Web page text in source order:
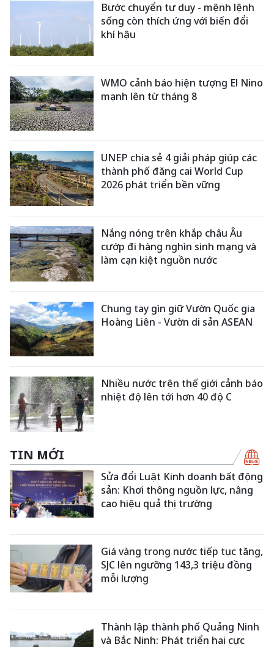
Bước chuyển tư duy - mệnh lệnh
sống còn thích ứng với biến đổi
khí hậu
WMO cảnh báo hiện tượng El Nino
mạnh lên từ tháng 8
UNEP chia sẻ 4 giải pháp giúp các
thành phố đăng cai World Cup
2026 phát triển bền vững
Nắng nóng trên khắp châu Âu
cướp đi hàng nghìn sinh mạng và
làm cạn kiệt nguồn nước
Chung tay gìn giữ Vườn Quốc gia
Hoàng Liên - Vườn di sản ASEAN
Nhiều nước trên thế giới cảnh báo
nhiệt độ lên tới hơn 40 độ C
TIN MỚI
Sửa đổi Luật Kinh doanh bất động
sản: Khơi thông nguồn lực, nâng
cao hiệu quả thị trường
Giá vàng trong nước tiếp tục tăng,
SJC lên ngưỡng 143,3 triệu đồng
mỗi lượng
Thành lập thành phố Quảng Ninh
và Bắc Ninh: Phát triển hai cực